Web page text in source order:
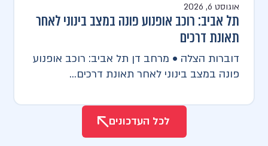
אוגוסט 6, 2026
תל אביב: רוכב אופנוע פונה במצב בינוני לאחר
תאונת דרכים
דוברות הצלה • מרחב דן תל אביב: רוכב אופנוע
פונה במצב בינוני לאחר תאונת דרכים...
לכל העדכונים